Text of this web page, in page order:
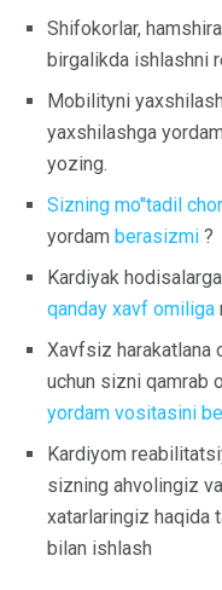
Shifokorlar,
birgalikda ishlashni
Mobilityni
yaxshilashga
yozing.
Sizning mo''tadil
yordam berasizmi ?
Kardiyak
qanday xavf omiliga
Xavfsiz harakatlana
uchun sizni qamrab
yordam vositasini
Kardiyom
sizning ahvolingiz
xatarlaringiz haqida
bilan ishlash